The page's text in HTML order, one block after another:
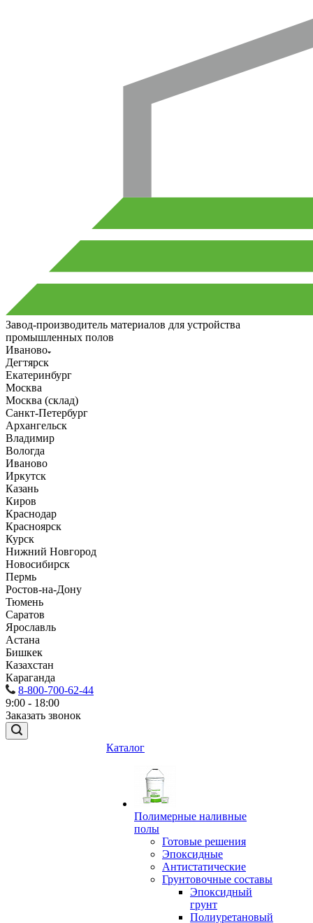
Завод-производитель материалов для устройства
промышленных полов
Иваново
Дегтярск
Екатеринбург
Москва
Москва (склад)
Санкт-Петербург
Архангельск
Владимир
Вологда
Иваново
Иркутск
Казань
Киров
Краснодар
Красноярск
Курск
Нижний Новгород
Новосибирск
Пермь
Ростов-на-Дону
Тюмень
Саратов
Ярославль
Астана
Бишкек
Казахстан
Караганда
8-800-700-62-44
9:00 - 18:00
Заказать звонок
Каталог
Полимерные наливные
полы
Готовые решения
Эпоксидные
Антистатические
Грунтовочные составы
Эпоксидный
грунт
Полиуретановый